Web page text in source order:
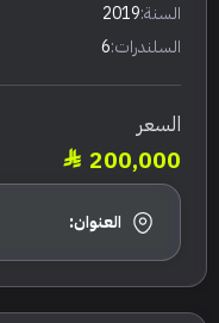
السنة:2019
السلندرات:6
السعر
200,000
العنوان: